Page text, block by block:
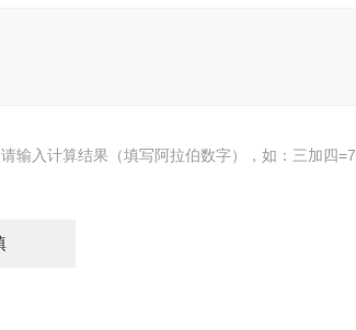
请输入计算结果（填写阿拉伯数字），如：三加四=7